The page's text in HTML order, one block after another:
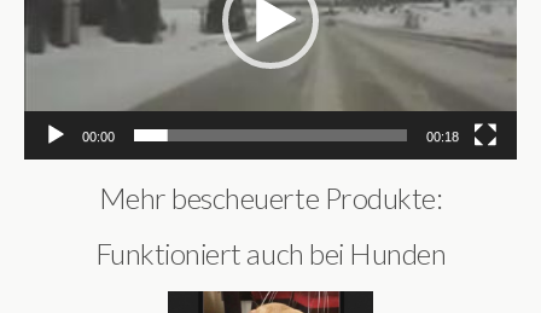
00:00 00:18
Mehr bescheuerte Produkte:
Funktioniert auch bei Hunden